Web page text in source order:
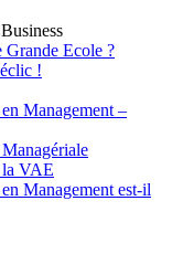
Grande Ecole ?
!
Management –
la VAE
Management est-il